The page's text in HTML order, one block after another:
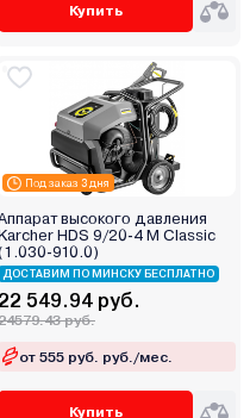
Купить
Под заказ 3 дня
высокого давления
HDS 9/20-4 M Classic
910.0)
ДОСТАВИМ ПО МИНСКУ БЕСПЛАТНО
22 549.94 руб.
руб.
от 555 руб. руб./мес.
Купить